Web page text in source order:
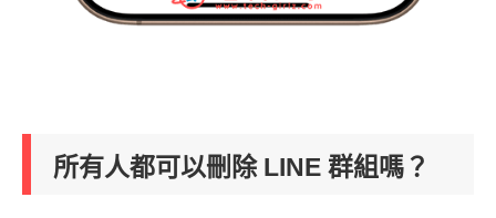
所有人都可以刪除 LINE 群組嗎？